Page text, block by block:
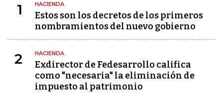
1 HACIENDA
Estos son los decretos de los primeros
nombramientos del nuevo gobierno
2 HACIENDA
Exdirector de Fedesarrollo califica
como "necesaria" la eliminación de
impuesto al patrimonio